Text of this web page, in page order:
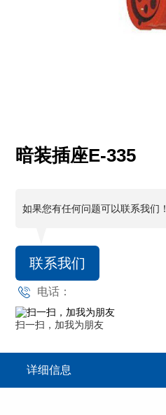
暗装插座E-335
如果您有任何问题可以联系我们！
联系我们
电话：
扫一扫，加我为朋友
详细信息